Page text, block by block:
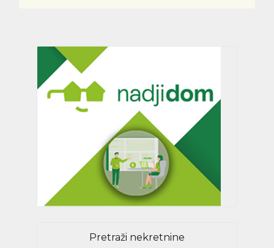
Pretraži nekretnine